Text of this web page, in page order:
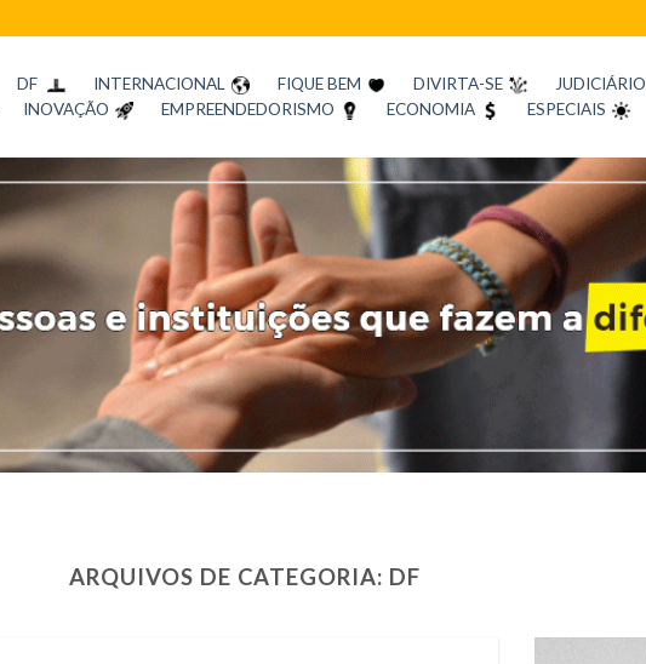
DF INTERNACIONAL FIQUE BEM DIVIRTA-SE
JUDICIÁRIO
INOVAÇÃO EMPREENDEDORISMO ECONOMIA ESPECIAIS
ARQUIVOS DE CATEGORIA: DF